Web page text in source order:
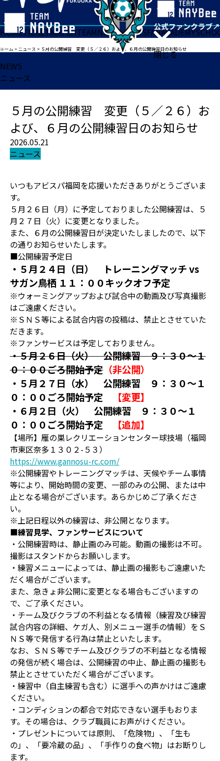
閉じる
HOMETICKETMATCHTEAMNEWSGOODSFANACADEMY
ホーム >ニュース > ５月の公開練習 変更（５／２６）および、６月の公開練習日のお知らせ
NEWS
ニュース
５月の公開練習 変更（５／２６）お
よび、６月の公開練習日のお知らせ
2026.05.21
ニュース
いつもアビスパ福岡を応援いただきありがとうございま
す。
５月２６日（月）に予定しておりました公開練習は、５
月２７日（火）に変更となりました。
また、６月の公開練習日が決定いたしましたので、以下
の通りお知らせいたします。
■公開練習予定日
・５月２４日（日） トレーニングマッチ vs
サガン鳥栖 １１：００キックオフ予定
※ウォーミングアップおよび試合中の動画及び写真撮影
はご遠慮ください。
※ＳＮＳ等による試合内容の投稿は、禁止とさせていた
だきます。
※ファンサービスは予定しておりません。
・５月２６日（火） 公開練習 ９：３０～１
０：００ごろ開始予定 （非公開）
・５月２７日（水） 公開練習 ９：３０～１
０：００ごろ開始予定
【変更】
・６月２日（火） 公開練習 ９：３０～１
０：００ごろ開始予定
【追加】
【場所】雁の巣レクリエーションセンター球技場（福岡
市東区奈多１３０２-５３）
https://www.gannosu-rc.com/
※公開練習やトレーニングマッチは、天候やチーム事情
等により、開始時間の変更、一部のみの公開、または中
止となる場合がございます。あらかじめご了承くださ
い。
※上記日程以外の練習は、非公開となります。
■練習見学、ファンサービスについて
・公開練習時は、静止画のみ可能。動画の撮影は不可。
撮影はスタンドからお願いします。
・練習メニューによっては、静止画の撮影もご遠慮いた
だく場合がございます。
また、急きょ非公開に変更となる場合もございますの
で、ご了承ください。
・チーム及びクラブの不利益となる情報（練習及び練習
試合内容の詳細、ケガ人、別メニュー選手の情報）をＳ
ＮＳ等で発信する行為は禁止といたします。
なお、ＳＮＳ等でチーム及びクラブの不利益となる情報
の発信が続く場合は、公開練習の中止、静止画の撮影も
禁止とさせていただく場合がございます。
・練習中（自主練習も含む）に選手への声かけはご遠慮
ください。
・コンディションの都合で対応できない選手もおりま
す。その場合は、クラブ職員にお声がけください。
・プレゼントについては原則、「危険物」、「生も
の」、「要冷蔵の品」、「手作りの食べ物」はお断りし
ます。